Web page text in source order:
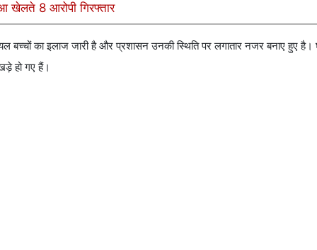
8 आरोपी गिरफ्तार
बच्चों का इलाज जारी है और प्रशासन उनकी स्थिति पर लगातार नजर बनाए हुए
हो गए हैं।